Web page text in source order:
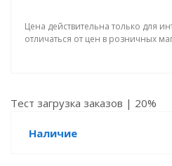
Цена действительна только для
отличаться от цен в розничных
Тест загрузка заказов | 20%
Наличие